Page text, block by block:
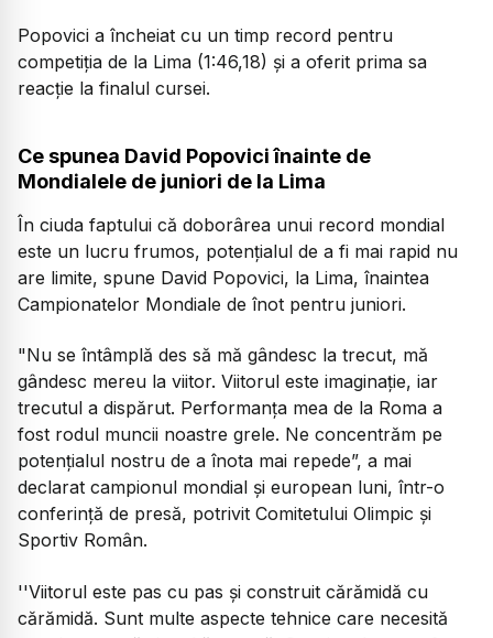
Popovici a încheiat cu un timp record pentru
competiția de la Lima (1:46,18) și a oferit prima sa
reacție la finalul cursei.
Ce spunea David Popovici înainte de
Mondialele de juniori de la Lima
În ciuda faptului că doborârea unui record mondial
este un lucru frumos, potențialul de a fi mai rapid nu
are limite, spune David Popovici, la Lima, înaintea
Campionatelor Mondiale de înot pentru juniori.
"Nu se întâmplă des să mă gândesc la trecut, mă
gândesc mereu la viitor. Viitorul este imaginație, iar
trecutul a dispărut. Performanța mea de la Roma a
fost rodul muncii noastre grele. Ne concentrăm pe
potențialul nostru de a înota mai repede”, a mai
declarat campionul mondial și european luni, într-o
conferință de presă, potrivit Comitetului Olimpic și
Sportiv Român.
''Viitorul este pas cu pas şi construit cărămidă cu
cărămidă. Sunt multe aspecte tehnice care necesită